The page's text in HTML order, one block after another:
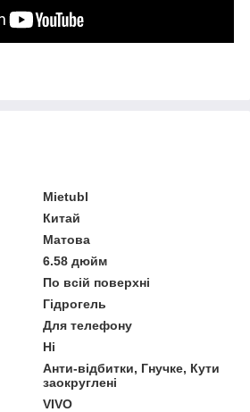
Mietubl
Китай
Матова
6.58 дюйм
По всій поверхні
Гідрогель
Для телефону
Ні
Анти-відбитки, Гнучке, Кути
заокруглені
VIVO